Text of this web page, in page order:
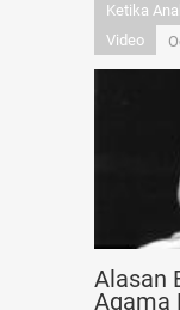
Ketika
Video
Alasan
Agama